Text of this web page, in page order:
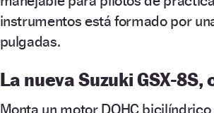
instrumentos está formado por
pulgadas.
La nueva Suzuki GSX-8S,
Monta un motor DOHC